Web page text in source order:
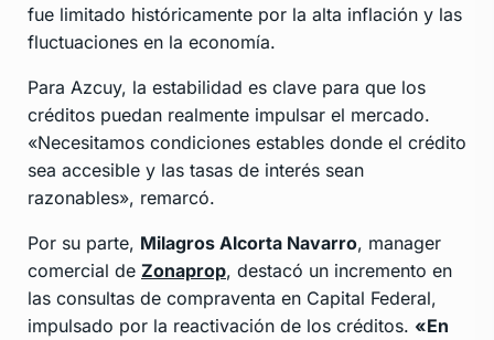
fue limitado históricamente por la alta inflación y las
fluctuaciones en la economía.
Para Azcuy, la estabilidad es clave para que los
créditos puedan realmente impulsar el mercado.
«Necesitamos condiciones estables donde el crédito
sea accesible y las tasas de interés sean
razonables», remarcó.
Por su parte, Milagros Alcorta Navarro, manager
comercial de Zonaprop, destacó un incremento en
las consultas de compraventa en Capital Federal,
impulsado por la reactivación de los créditos. «En